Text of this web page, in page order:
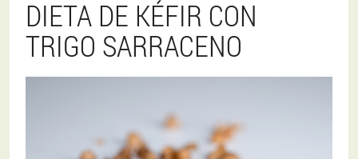
DIETA DE KÉFIR CON
TRIGO SARRACENO